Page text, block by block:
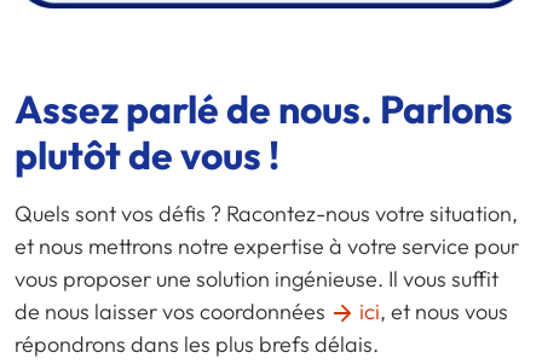
Assez parlé de nous. Parlons
plutôt de vous !
Quels sont vos défis ? Racontez-nous votre situation,
et nous mettrons notre expertise à votre service pour
vous proposer une solution ingénieuse. Il vous suffit
de nous laisser vos coordonnées
ici, et nous vous
répondrons dans les plus brefs délais.